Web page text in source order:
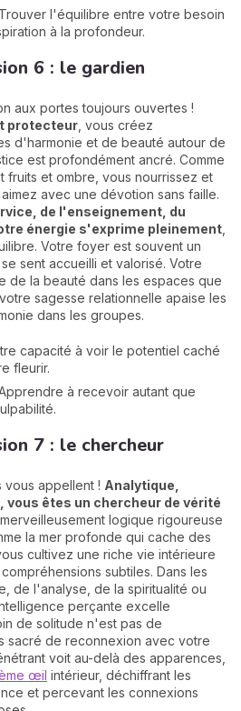
l'équilibre entre votre besoin
à la profondeur.
6 : le gardien
aux portes toujours ouvertes !
protecteur , vous créez
d'harmonie et de beauté autour de
est profondément ancré. Comme
fruits et ombre, vous nourrissez et
avec une dévotion sans faille.
de l'enseignement, du
énergie s'exprime pleinement
Votre foyer est souvent un
sent accueilli et valorisé. Votre
de la beauté dans les espaces que
sagesse relationnelle apaise les
dans les groupes.
capacité à voir le potentiel caché
fleurir.
à recevoir autant que
7 : le chercheur
vous appellent ! Analytique,
êtes un chercheur de vérité
logique rigoureuse
la mer profonde qui cache des
cultivez une riche vie intérieure
subtiles. Dans les
de l'analyse, de la spiritualité ou
perçante excelle
de solitude n'est pas de
sacré de reconnexion avec votre
voit au-delà des apparences,
œil intérieur, déchiffrant les
et percevant les connexions